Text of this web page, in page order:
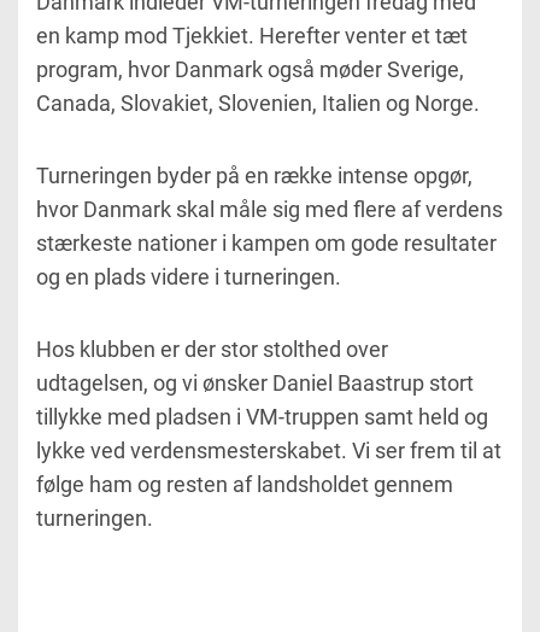
en kamp mod Tjekkiet. Herefter venter et tæt
program, hvor Danmark også møder Sverige,
Canada, Slovakiet, Slovenien, Italien og Norge.
Turneringen byder på en række intense opgør,
hvor Danmark skal måle sig med flere af verdens
stærkeste nationer i kampen om gode resultater
og en plads videre i turneringen.
Hos klubben er der stor stolthed over
udtagelsen, og vi ønsker Daniel Baastrup stort
tillykke med pladsen i VM-truppen samt held og
lykke ved verdensmesterskabet. Vi ser frem til at
følge ham og resten af landsholdet gennem
turneringen.